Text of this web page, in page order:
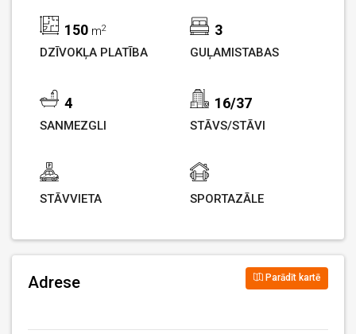
150 m2
DZĪVOKĻA PLATĪBA
3
GUĻAMISTABAS
4
SANMEZGLI
16/37
STĀVS/STĀVI
STĀVVIETA SPORTAZĀLE
Adrese Parādīt kartē